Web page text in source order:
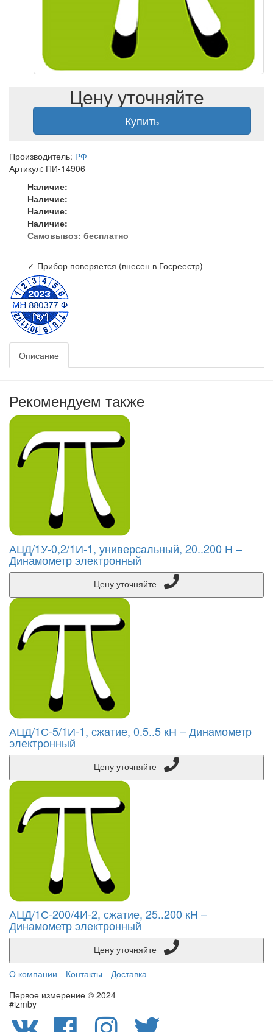
Цену уточняйте
Купить
Производитель: РФ
Артикул: ПИ-14906
Наличие:
Наличие:
Наличие:
Наличие:
Самовывоз: бесплатно
✓ Прибор поверяется (внесен в Госреестр)
Описание
Рекомендуем также
АЦД/1У-0,2/1И-1, универсальный, 20..200 Н –
Динамометр электронный
АЦД/1С-5/1И-1, сжатие, 0.5..5 кН – Динамометр
электронный
АЦД/1С-200/4И-2, сжатие, 25..200 кН –
Динамометр электронный
О компании
Контакты
Доставка
Первое измерение © 2024
#izmby